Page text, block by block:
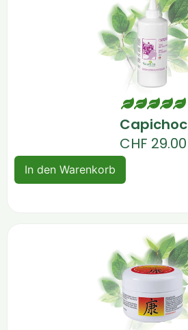
Capichoc
CHF 29.00
In den Warenkorb